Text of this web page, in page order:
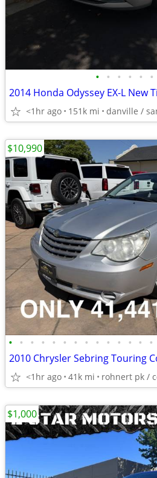
• • • • • •
2014 Honda Odyssey EX-L New
<1hr ago 151k mi danville /
• • • • • • • • • • • • • •
<1hr ago 41k mi rohnert pk /
$10,990
$1,000